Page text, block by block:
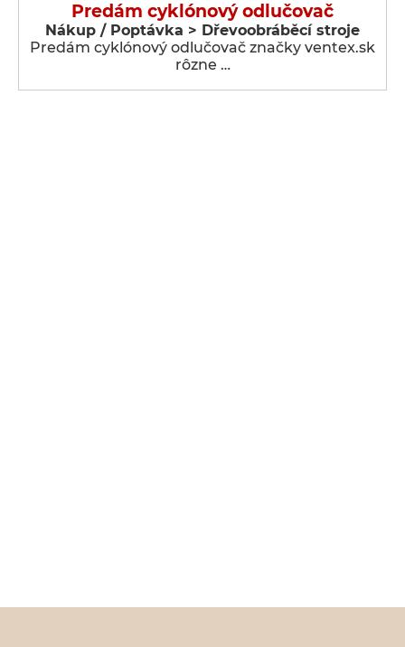
Predám cyklónový odlučovač
Nákup / Poptávka > Dřevoobráběcí stroje
Predám cyklónový odlučovač značky ventex.sk
rôzne …